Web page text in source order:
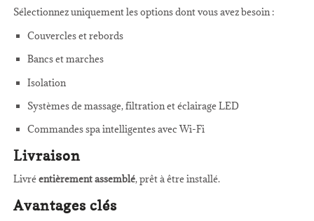
Sélectionnez uniquement les options dont vous avez besoin :
Couvercles et rebords
Bancs et marches
Isolation
Systèmes de massage, filtration et éclairage LED
Commandes spa intelligentes avec Wi-Fi
Livraison
Livréentièrement assemblé, prêt à être installé.
Avantages clés